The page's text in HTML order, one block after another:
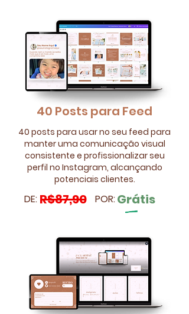
40 Posts para Feed
40 posts para usar no seu feed para
manter uma comunicação visual
consistente e profissionalizar seu
perfil no Instagram, alcançando
potenciais clientes.
DE: R$87,90 POR:Grátis